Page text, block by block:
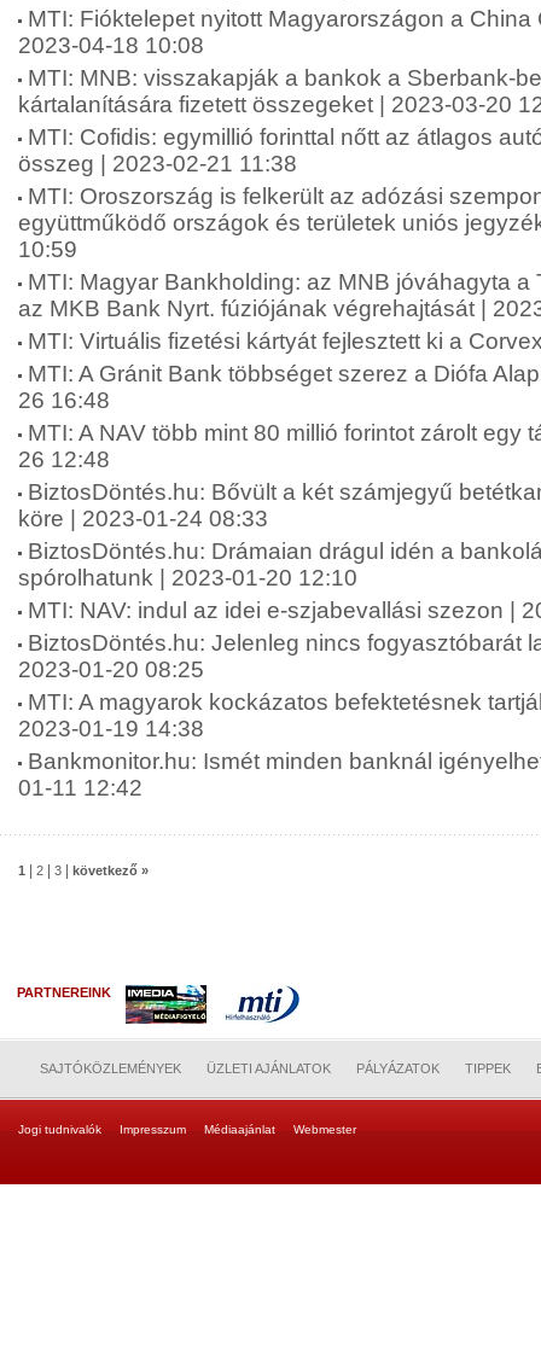
MTI: Fióktelepet nyitott Magyarországon a China
2023-04-18 10:08
MTI: MNB: visszakapják a bankok a Sberbank-
kártalanítására fizetett összegeket | 2023-03-20
MTI: Cofidis: egymillió forinttal nőtt az átlagos
összeg | 2023-02-21 11:38
MTI: Oroszország is felkerült az adózási
együttműködő országok és területek uniós
10:59
MTI: Magyar Bankholding: az MNB jóváhagyta a
az MKB Bank Nyrt. fúziójának végrehajtását |
MTI: Virtuális fizetési kártyát fejlesztett ki a
MTI: A Gránit Bank többséget szerez a Diófa
26 16:48
MTI: A NAV több mint 80 millió forintot zárolt egy
26 12:48
BiztosDöntés.hu: Bővült a két számjegyű
köre | 2023-01-24 08:33
BiztosDöntés.hu: Drámaian drágul idén a
spórolhatunk | 2023-01-20 12:10
MTI: NAV: indul az idei e-szjabevallási szezon |
BiztosDöntés.hu: Jelenleg nincs fogyasztóbarát
2023-01-20 08:25
MTI: A magyarok kockázatos befektetésnek
2023-01-19 14:38
Bankmonitor.hu: Ismét minden banknál
01-11 12:42
1 2 3 következő »
PARTNEREINK
SAJTÓKÖZLEMÉNYEK ÜZLETI AJÁNLATOK PÁLYÁZATOK TIPPEK
Jogi tudnivalók Impresszum Médiaajánlat Webmester